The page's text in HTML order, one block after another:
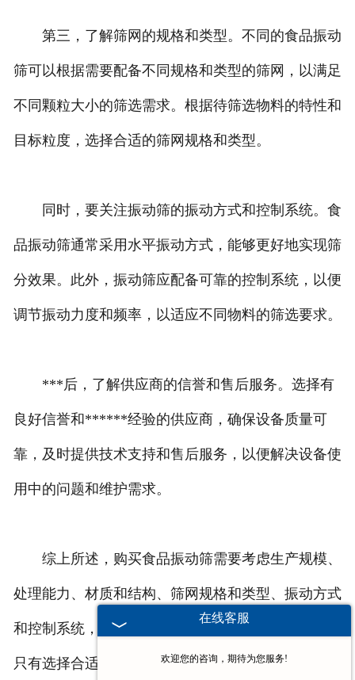
第三，了解筛网的规格和类型。不同的食品振动
筛可以根据需要配备不同规格和类型的筛网，以满足
不同颗粒大小的筛选需求。根据待筛选物料的特性和
目标粒度，选择合适的筛网规格和类型。
同时，要关注振动筛的振动方式和控制系统。食
品振动筛通常采用水平振动方式，能够更好地实现筛
分效果。此外，振动筛应配备可靠的控制系统，以便
调节振动力度和频率，以适应不同物料的筛选要求。
***后，了解供应商的信誉和售后服务。选择有
良好信誉和******经验的供应商，确保设备质量可
靠，及时提供技术支持和售后服务，以便解决设备使
用中的问题和维护需求。
综上所述，购买食品振动筛需要考虑生产规模、
处理能力、材质和结构、筛网规格和类型、振动方式
和控制系统，以及供应商的信誉和售后服务等因素。
只有选择合适的设备，并充分了解其性能和特点，才
在线客服
欢迎您的咨询，期待为您服务!